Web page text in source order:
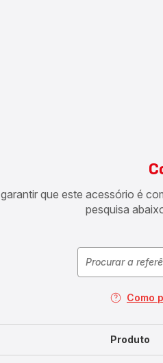
que este acessório é
pesquisa
Como
Produto